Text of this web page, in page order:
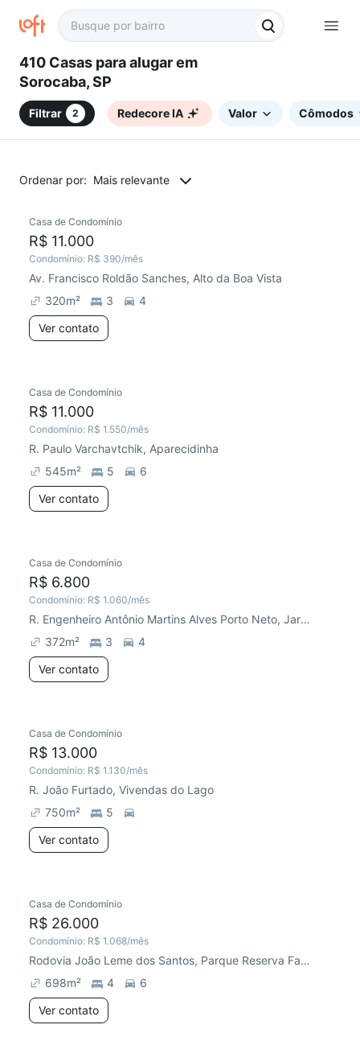
410 Casas para alugar em
Sorocaba, SP
Filtrar 2 Redecore IA Valor Cômodos
Ordenar por: Mais relevante
Chegou este mês
Casa de Condomínio
R$ 11.000
Condomínio: R$ 390/mês
Av. Francisco Roldão Sanches, Alto da Boa Vista
320m² 3
4
Ver contato
Casa de Condomínio
R$ 11.000
Condomínio: R$ 1.550/mês
R. Paulo Varchavtchik, Aparecidinha
545m² 5
6
Ver contato
Chegou este mês
Casa de Condomínio
R$ 6.800
Condomínio: R$ 1.060/mês
R. Engenheiro Antônio Martins Alves Porto Neto, Jardim Vale do Lago Residencial
372m² 3
4
Ver contato
Chegou há 6 dias
Casa de Condomínio
R$ 13.000
Condomínio: R$ 1.130/mês
R. João Furtado, Vivendas do Lago
750m²
5
Ver contato
Casa de Condomínio
R$ 26.000
Condomínio: R$ 1.068/mês
Rodovia João Leme dos Santos, Parque Reserva Fazenda Imperial
698m² 4
6
Ver contato